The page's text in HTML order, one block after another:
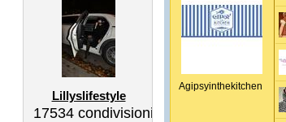
Lillyslifestyle
17534 condivisioni
Agipsyinthekitchen